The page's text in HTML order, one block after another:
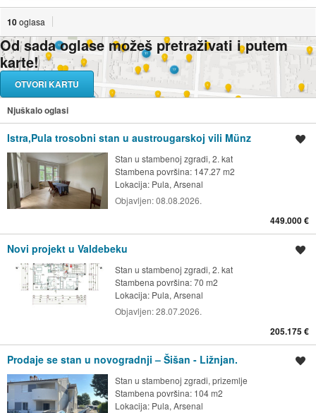
10oglasa
Od sada oglase možeš pretraživati i putem
karte!
OTVORI KARTU
Njuškalo oglasi
Istra,Pula trosobni stan u austrougarskoj vili Münz
Stan u stambenoj zgradi, 2. kat
Stambena površina: 147.27 m2
Lokacija: Pula, Arsenal
Objavljen:08.08.2026.
449.000 €
Novi projekt u Valdebeku
Stan u stambenoj zgradi, 2. kat
Stambena površina: 70 m2
Lokacija: Pula, Arsenal
Objavljen:28.07.2026.
205.175 €
Prodaje se stan u novogradnji – Šišan - Ližnjan.
Stan u stambenoj zgradi, prizemlje
Stambena površina: 104 m2
Lokacija: Pula, Arsenal